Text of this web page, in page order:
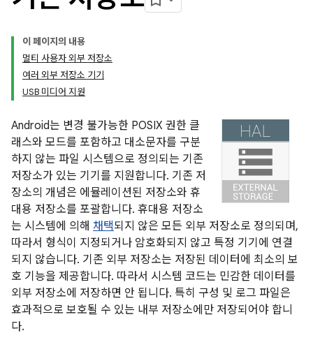
이 페이지의 내용
멀티 사용자 외부 저장소
여러 외부 저장소 기기
USB 미디어 지원
Android는 변경 불가능한 POSIX 권한 클
래스와 모드를 포함하고 대소문자를 구분
하지 않는 파일 시스템으로 정의되는 기존
저장소가 있는 기기를 지원합니다. 기존 저
장소의 개념은 에뮬레이션된 저장소와 휴
대용 저장소를 포괄합니다. 휴대용 저장소
는 시스템에 의해 채택되지 않은 모든 외부 저장소로 정의되며,
따라서 형식이 지정되거나 암호화되지 않고 특정 기기에 연결
되지 않습니다. 기존 외부 저장소는 저장된 데이터에 최소의 보
호 기능을 제공합니다. 따라서 시스템 코드는 민감한 데이터를
외부 저장소에 저장하면 안 됩니다. 특히 구성 및 로그 파일은
효과적으로 보호될 수 있는 내부 저장소에만 저장되어야 합니
다.